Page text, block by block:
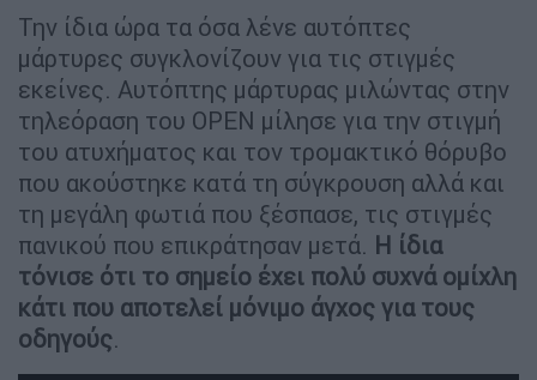
Την ίδια ώρα τα όσα λένε αυτόπτες
μάρτυρες συγκλονίζουν για τις στιγμές
εκείνες. Αυτόπτης μάρτυρας μιλώντας στην
τηλεόραση του OPEN μίλησε για την στιγμή
του ατυχήματος και τον τρομακτικό θόρυβο
που ακούστηκε κατά τη σύγκρουση αλλά και
τη μεγάλη φωτιά που ξέσπασε, τις στιγμές
πανικού που επικράτησαν μετά. Η ίδια
τόνισε ότι το σημείο έχει πολύ συχνά ομίχλη
κάτι που αποτελεί μόνιμο άγχος για τους
οδηγούς.